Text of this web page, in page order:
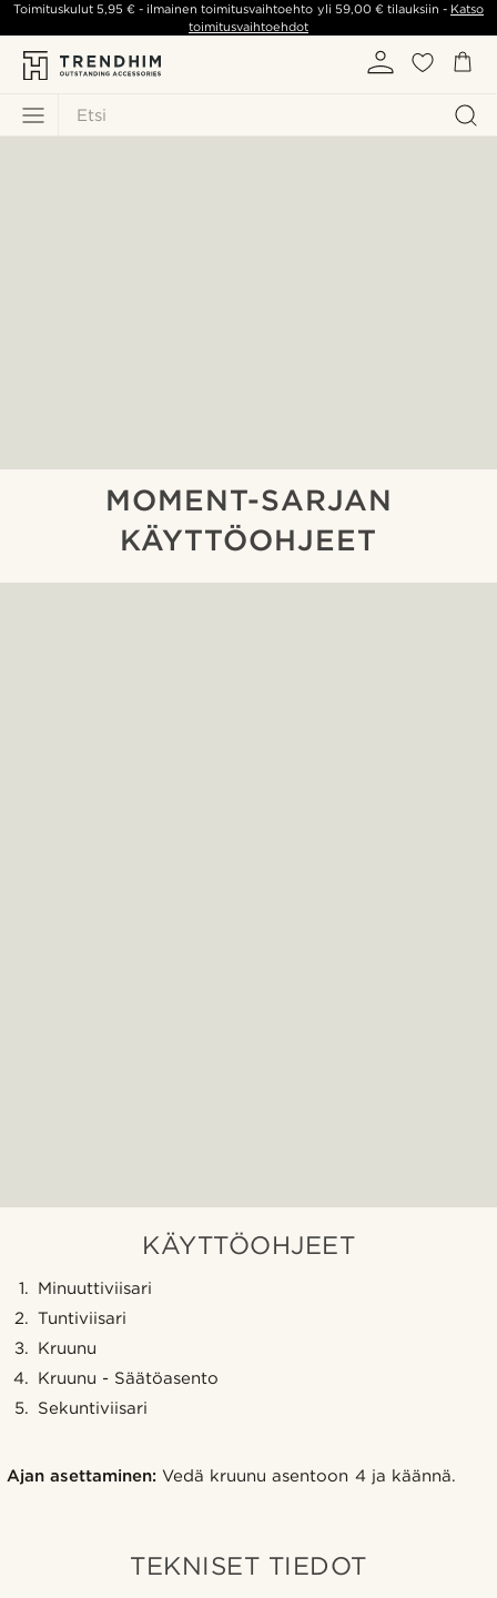
Etsi
Toimituskulut5,95 € - ilmainen toimitusvaihtoehto yli 59,00 €tilauksiin - Katso
toimitusvaihtoehdot
MOMENT-SARJAN
KÄYTTÖOHJEET
KÄYTTÖOHJEET
Minuuttiviisari
Tuntiviisari
Kruunu
Kruunu - Säätöasento
Sekuntiviisari
Ajan asettaminen: Vedä kruunu asentoon 4 ja käännä.
TEKNISET TIEDOT